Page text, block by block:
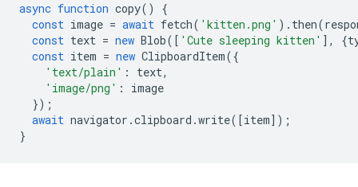
async function copy()
{
const image = await fetch( 'kitten.png' ). then(
const text = new Blob([ 'Cute sleeping kitten' ], {
const item = new ClipboardItem({
'text/plain' : text,
'image/png' :
image
});
await navigator .clipboard .write([item]);
}